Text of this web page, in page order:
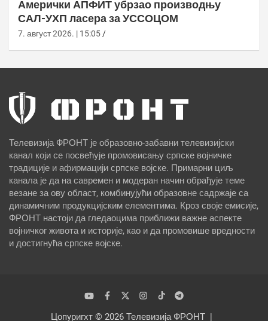
Амерички АПФИТ убрзао производњу
САЛ-УХП ласера за УССОЦОМ
7. август 2026. | 15:05
Телевизија ФРОНТ је образовно-забавни телевизијски
канал који се посвећује промовисању српске војничке
традиције и афирмацији српске војске. Примарни циљ
канала је да на савремен и модеран начин обрађује теме
везане за ову област, комбинујући образовне садржаје са
динамичним продукцијским елементима. Кроз своје емисије,
ФРОНТ настоји да гледаоцима приближи важне аспекте
војничког живота и историје, као и да промовише вредности
и достигнућа српске војске.
Цопyригхт © 2026 Телевизија ФРОНТ